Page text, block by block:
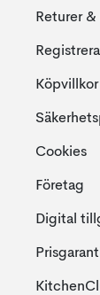
Returer
Köpvillkor
Cookies
Företag
Digital